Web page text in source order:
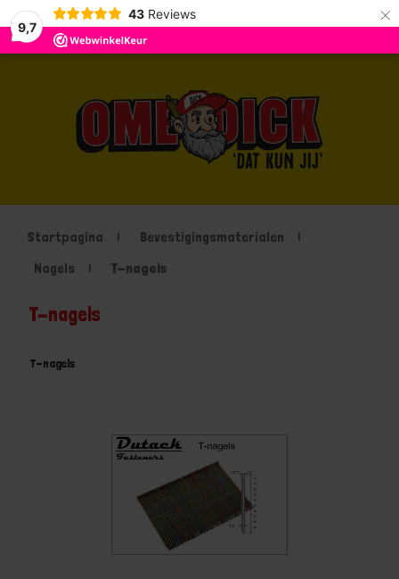
9,7
43 Reviews ×
Startpagina
Bevestigingsmaterialen
Nagels
T-nagels
T-nagels
T-nagels